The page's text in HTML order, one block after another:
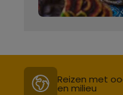
Reizen met
en milieu